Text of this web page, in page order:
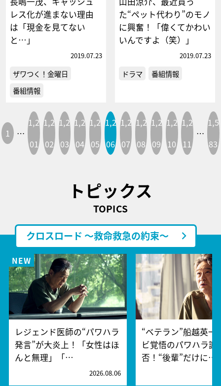
レス化が進まない理由
は「現金を見てない
と…」
2019.07.23
ザワつく！金曜日
番組情報
た“ペット代わり”のモノ
に興奮！「偉くてかわい
いんですよ（笑）」
2019.07.23
ドラマ 番組情報
1 …
1,2
01
1,2
02
1,2
03
1,2
04
1,2
05
1,2
06
1,2
07
1,2
08
1,2
09
1,2
10
1,2
11
…
1,5
83
トピックス
TOPICS
クロスロード ～救命救急の約束～
レジェンド医師の“パワハラ
発言”が大炎上！「女性はほ
んと無理」「…
2026.08.06
“ベテラン”船越英一
ビ覚悟のパワハラ謝
否！“後輩”だけに…